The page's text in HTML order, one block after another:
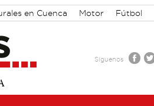
en Cuenca Motor
Fútbol
Síguenos